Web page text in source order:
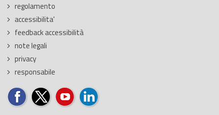
regolamento
accessibilita'
feedback accessibilità
note legali
privacy
responsabile